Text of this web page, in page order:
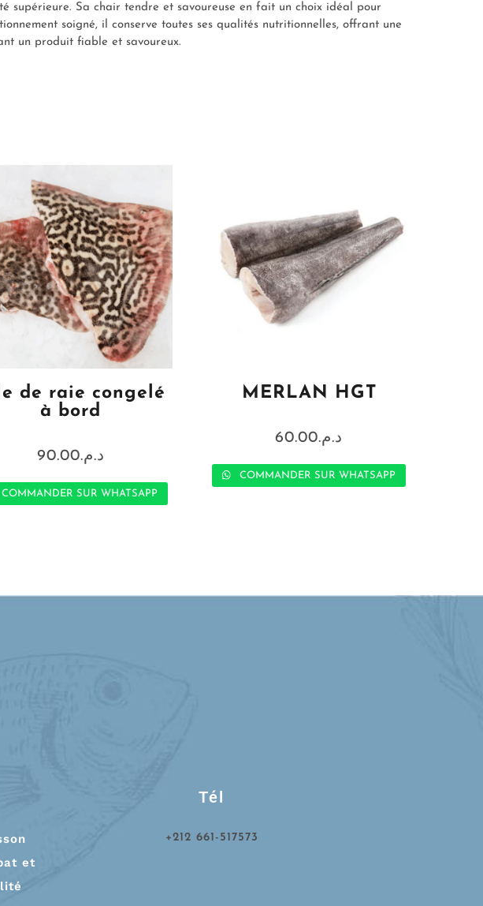
supérieure. Sa chair tendre et savoureuse en fait un choix idéal pour
soigné, il conserve toutes ses qualités nutritionnelles, offrant une
un produit fiable et savoureux.
de raie congelé
à bord
د.م.90.00
COMMANDER SUR WHATSAPP
MERLAN HGT
د.م.60.00
COMMANDER SUR WHATSAPP
et
Tél
+212 661-517573